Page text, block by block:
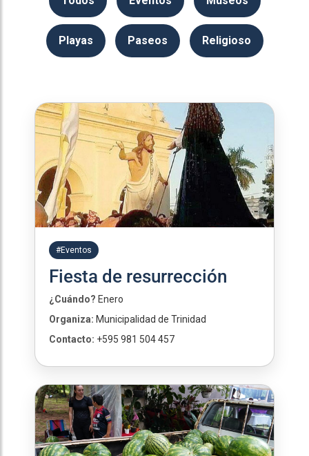
Playas Paseos Religioso
#Eventos
Fiesta de resurrección
¿Cuándo? Enero
Organiza: Municipalidad de Trinidad
Contacto: +595 981 504 457